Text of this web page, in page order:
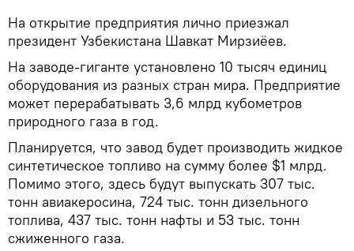
На открытие предприятия лично приезжал
президент Узбекистана Шавкат Мирзиёев.
На заводе-гиганте установлено 10 тысяч единиц
оборудования из разных стран мира. Предприятие
может перерабатывать 3,6 млрд кубометров
природного газа в год.
Планируется, что завод будет производить жидкое
синтетическое топливо на сумму более $1 млрд.
Помимо этого, здесь будут выпускать 307 тыс.
тонн авиакеросина, 724 тыс. тонн дизельного
топлива, 437 тыс. тонн нафты и 53 тыс. тонн
сжиженного газа.